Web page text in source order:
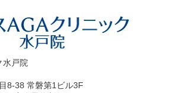
水戸院
8-38 常磐第1ビル3F